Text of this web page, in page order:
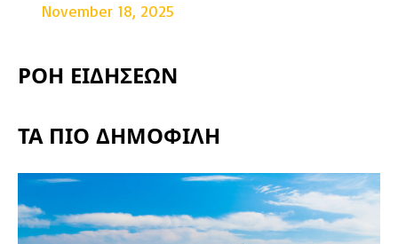
November 18, 2025
ΡΟΗ ΕΙΔΗΣΕΩΝ
ΤΑ ΠΙΟ ΔΗΜΟΦΙΛΗ